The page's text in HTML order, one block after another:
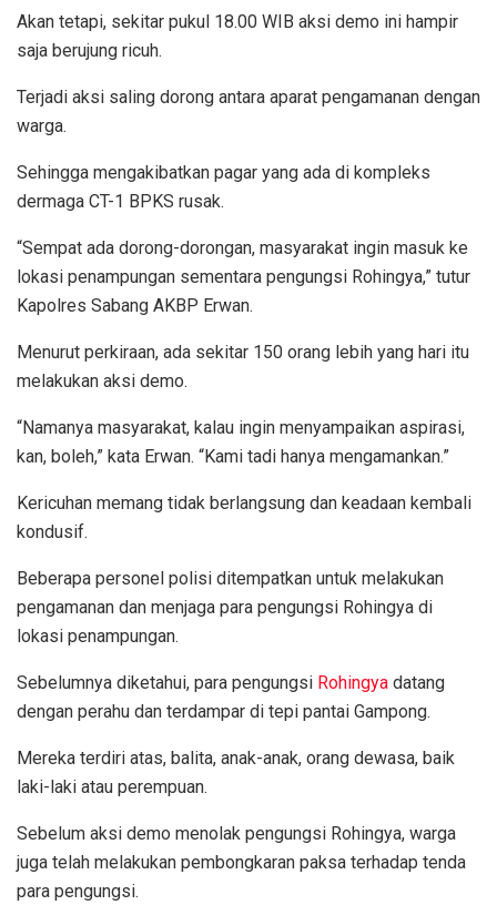
Akan tetapi, sekitar pukul 18.00 WIB aksi demo ini hampir
saja berujung ricuh.
Terjadi aksi saling dorong antara aparat pengamanan dengan
warga.
Sehingga mengakibatkan pagar yang ada di kompleks
dermaga CT-1 BPKS rusak.
“Sempat ada dorong-dorongan, masyarakat ingin masuk ke
lokasi penampungan sementara pengungsi Rohingya,” tutur
Kapolres Sabang AKBP Erwan.
Menurut perkiraan, ada sekitar 150 orang lebih yang hari itu
melakukan aksi demo.
“Namanya masyarakat, kalau ingin menyampaikan aspirasi,
kan, boleh,” kata Erwan. “Kami tadi hanya mengamankan.”
Kericuhan memang tidak berlangsung dan keadaan kembali
kondusif.
Beberapa personel polisi ditempatkan untuk melakukan
pengamanan dan menjaga para pengungsi Rohingya di
lokasi penampungan.
Sebelumnya diketahui, para pengungsi Rohingya datang
dengan perahu dan terdampar di tepi pantai Gampong.
Mereka terdiri atas, balita, anak-anak, orang dewasa, baik
laki-laki atau perempuan.
Sebelum aksi demo menolak pengungsi Rohingya, warga
juga telah melakukan pembongkaran paksa terhadap tenda
para pengungsi.